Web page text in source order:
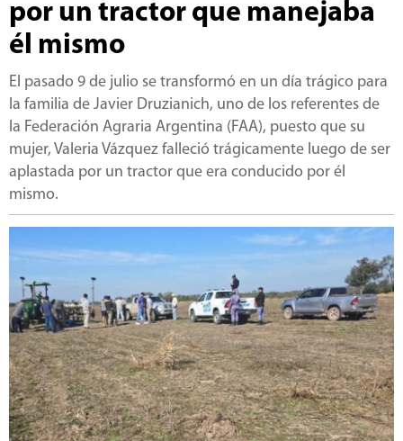
por un tractor que manejaba
él mismo
El pasado 9 de julio se transformó en un día trágico para
la familia de Javier Druzianich, uno de los referentes de
la Federación Agraria Argentina (FAA), puesto que su
mujer, Valeria Vázquez falleció trágicamente luego de ser
aplastada por un tractor que era conducido por él
mismo.